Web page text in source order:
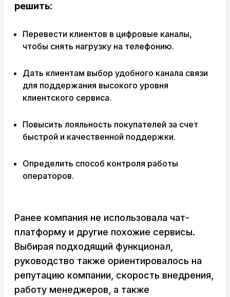
решить:
Перевести клиентов в цифровые каналы,
чтобы снять нагрузку на телефонию.
Дать клиентам выбор удобного канала связи
для поддержания высокого уровня
клиентского сервиса.
Повысить лояльность покупателей за счет
быстрой и качественной поддержки.
Определить способ контроля работы
операторов.
Ранее компания не использовала чат-
платформу и другие похожие сервисы.
Выбирая подходящий функционал,
руководство также ориентировалось на
репутацию компании, скорость внедрения,
работу менеджеров, а также